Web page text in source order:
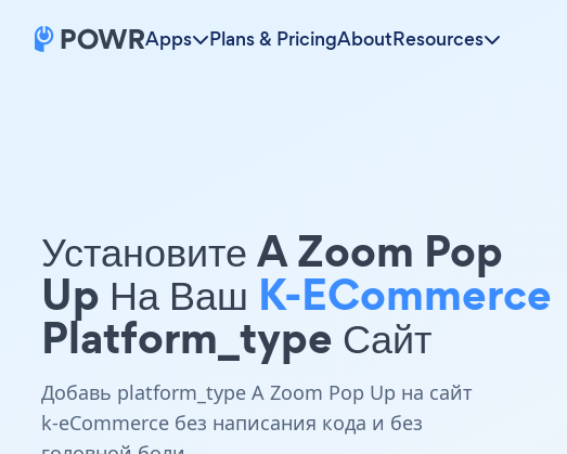
Apps Plans & PricingAboutResources
Установите A Zoom Pop
Up На Ваш K-ECommerce
Platform_type Сайт
Добавь platform_type A Zoom Pop Up на сайт
k-eCommerce без написания кода и без